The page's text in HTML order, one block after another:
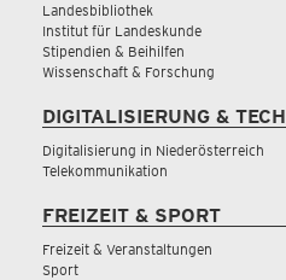
Landesbibliothek
Institut für Landeskunde
Stipendien & Beihilfen
Wissenschaft & Forschung
DIGITALISIERUNG &
Digitalisierung in Niederösterreich
Telekommunikation
FREIZEIT & SPORT
Freizeit & Veranstaltungen
Sport